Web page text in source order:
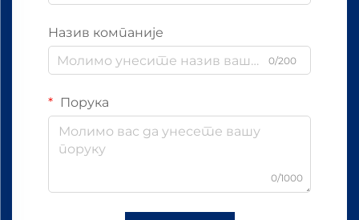
Назив компаније
0/200
Порука
0/1000